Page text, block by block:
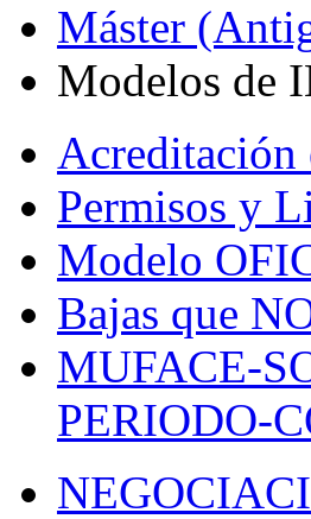
Máster
Modelos de
Acreditación
Permisos y
Modelo
Bajas que
MUFACE-
PERIODO-